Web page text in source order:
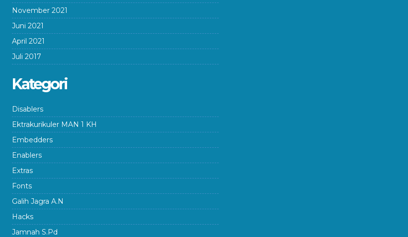
November 2021
Juni 2021
April 2021
Juli 2017
Kategori
Disablers
Ektrakurikuler MAN 1 KH
Embedders
Enablers
Extras
Fonts
Galih Jagra A.N
Hacks
Jamnah S.Pd